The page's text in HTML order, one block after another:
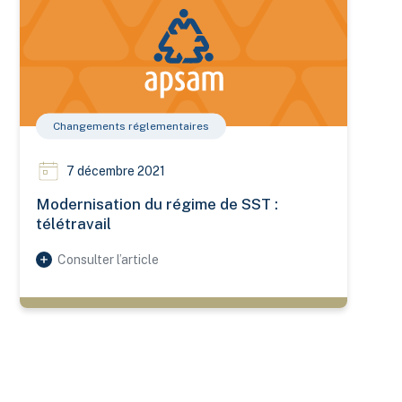
Changements réglementaires
7 décembre 2021
Modernisation du régime de SST :
télétravail
Consulter l’article